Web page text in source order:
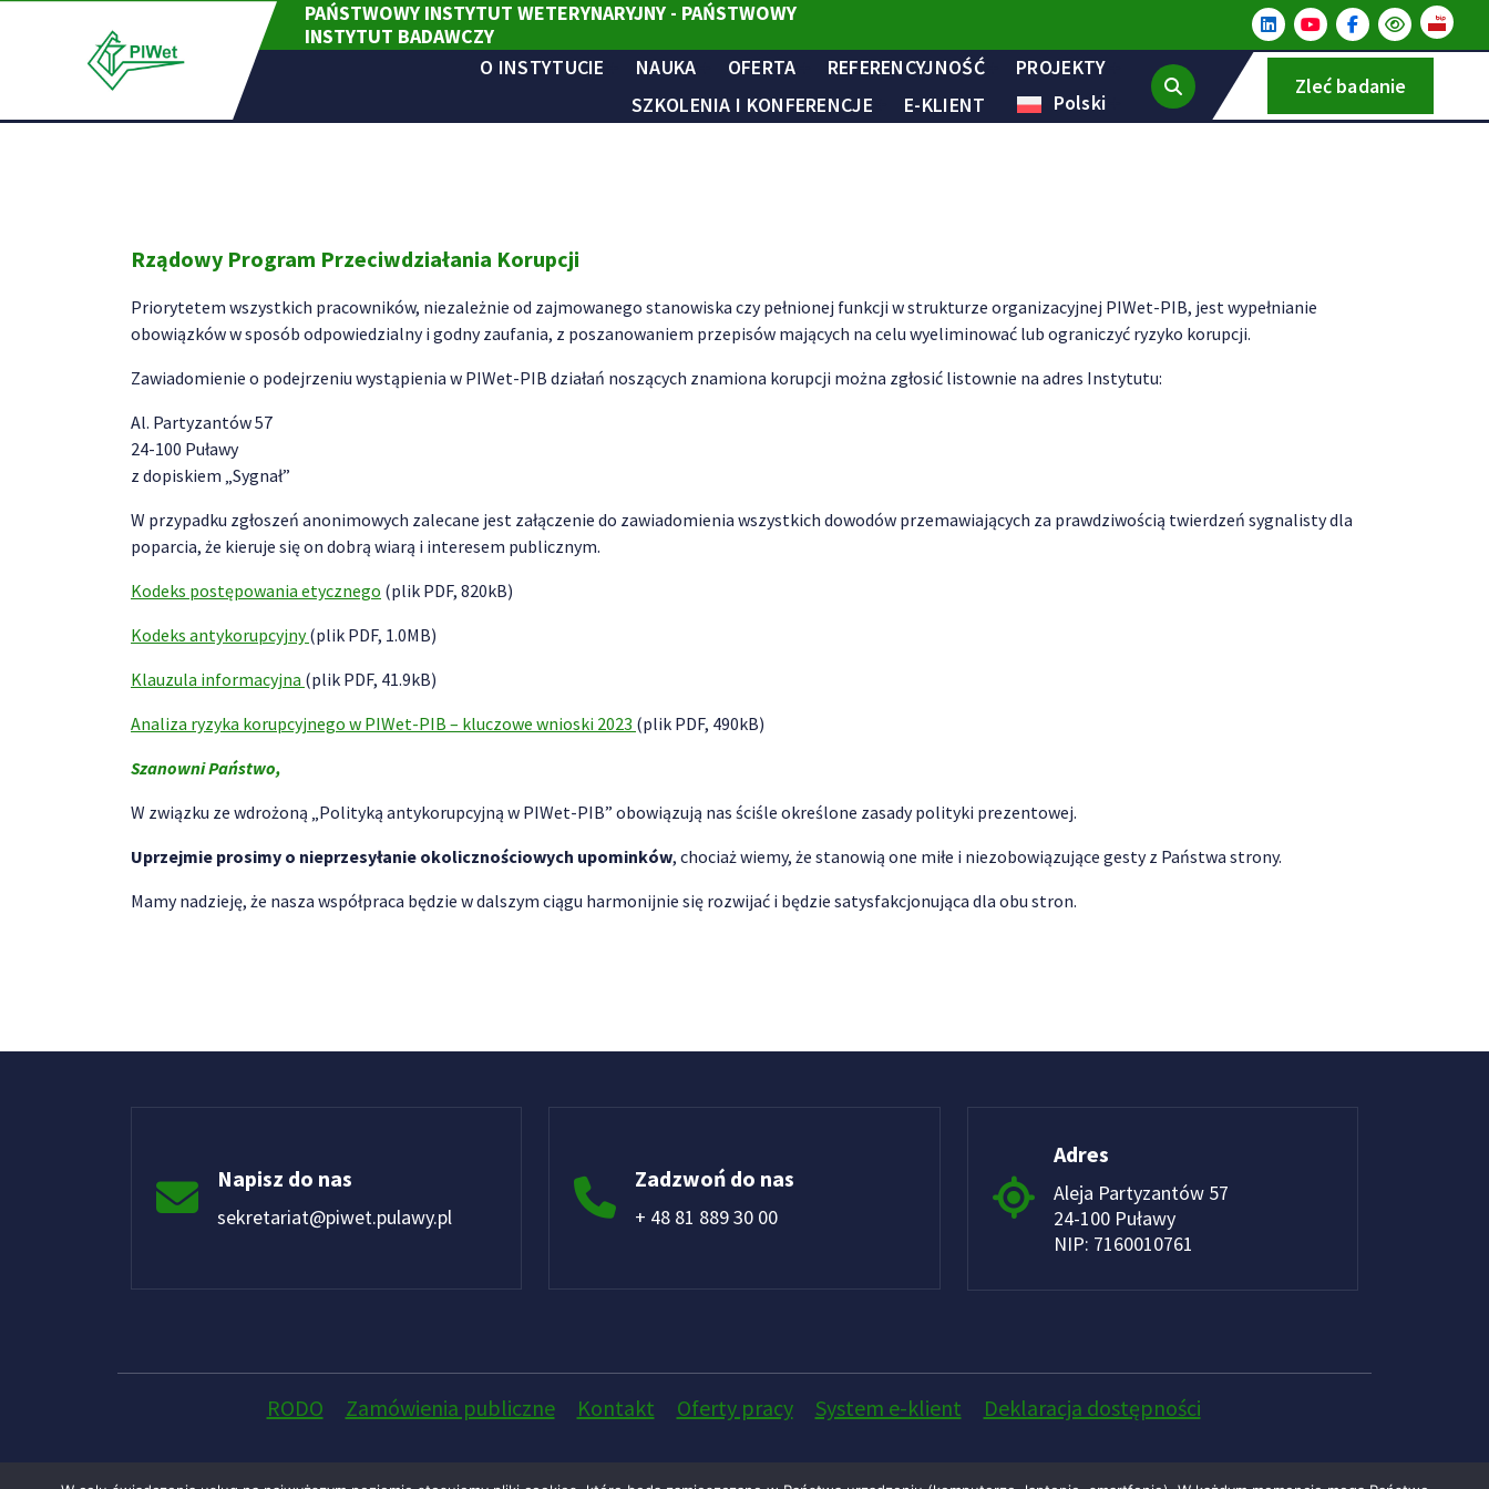
PAŃSTWOWY INSTYTUT WETERYNARYJNY - PAŃSTWOWY
INSTYTUT BADAWCZY
O INSTYTUCIE
NAUKA OFERTA REFERENCYJNOŚĆ
PROJEKTY
SZKOLENIA I KONFERENCJE
E-KLIENT Polski
Zleć badanie
Rządowy Program Przeciwdziałania Korupcji
Priorytetem wszystkich pracowników, niezależnie od zajmowanego stanowiska czy pełnionej funkcji w strukturze organizacyjnej PIWet-PIB, jest wypełnianie
obowiązków w sposób odpowiedzialny i godny zaufania, z poszanowaniem przepisów mających na celu wyeliminować lub ograniczyć ryzyko korupcji.
Zawiadomienie o podejrzeniu wystąpienia w PIWet-PIB działań noszących znamiona korupcji można zgłosić listownie na adres Instytutu:
Al. Partyzantów 57
24-100 Puławy
z dopiskiem „Sygnał”
W przypadku zgłoszeń anonimowych zalecane jest załączenie do zawiadomienia wszystkich dowodów przemawiających za prawdziwością twierdzeń sygnalisty dla
poparcia, że kieruje się on dobrą wiarą i interesem publicznym.
Kodeks postępowania etycznego (plik PDF, 820kB)
Kodeks antykorupcyjny(plik PDF, 1.0MB)
Klauzula informacyjna (plik PDF, 41.9kB)
Analiza ryzyka korupcyjnego w PIWet-PIB – kluczowe wnioski 2023 (plik PDF, 490kB)
Szanowni Państwo,
W związku ze wdrożoną „Polityką antykorupcyjną w PIWet-PIB” obowiązują nas ściśle określone zasady polityki prezentowej.
Uprzejmie prosimy o nieprzesyłanie okolicznościowych upominków, chociaż wiemy, że stanowią one miłe i niezobowiązujące gesty z Państwa strony.
Mamy nadzieję, że nasza współpraca będzie w dalszym ciągu harmonijnie się rozwijać i będzie satysfakcjonująca dla obu stron.
Napisz do nas
sekretariat@piwet.pulawy.pl
Zadzwoń do nas
+ 48 81 889 30 00
Adres
Aleja Partyzantów 57
24-100 Puławy
NIP: 7160010761
RODO Zamówienia publiczne Kontakt Oferty pracy System e-klient Deklaracja dostępności